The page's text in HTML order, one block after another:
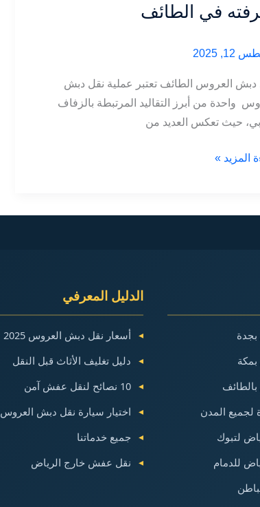
في الطائف
2025
دبش العروس الطائف تعتبر عملية نقل دبش
واحدة من أبرز التقاليد المرتبطة بالزفاف
حيث تعكس العديد من
المزيد »
المدن
لتبوك
للدمام
الدليل المعرفي
أسعار نقل دبش العروس 2025
دليل تغليف الأثاث قبل النقل
10 نصائح لنقل عفش آمن
اختيار سيارة نقل دبش العروس
جميع خدماتنا
نقل عفش خارج الرياض